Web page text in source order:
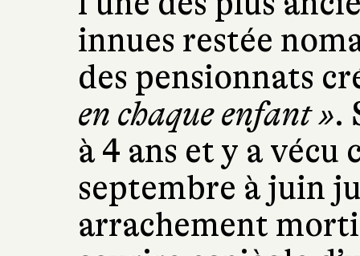
innues restée
des pensionnats
en chaque enfant ».
à 4 ans et y a vécu
septembre à juin
arrachement